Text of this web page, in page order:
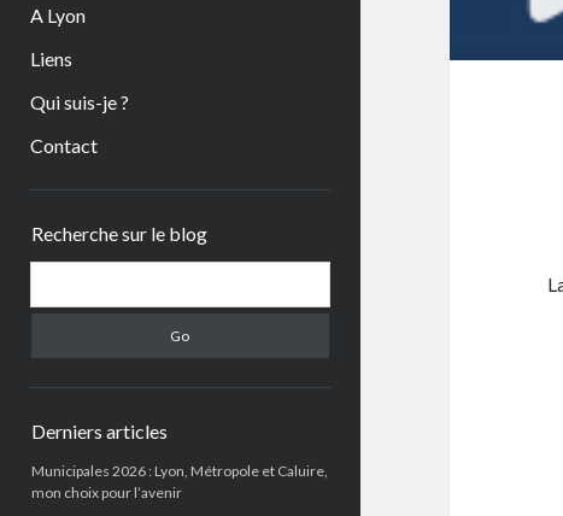
A Lyon
Liens
Qui suis-je ?
Contact
Recherche sur le blog
Derniers articles
Municipales 2026 : Lyon, Métropole et Caluire,
mon choix pour l’avenir